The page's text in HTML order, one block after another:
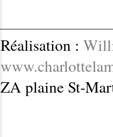
Réalisation :
ZA plaine St-